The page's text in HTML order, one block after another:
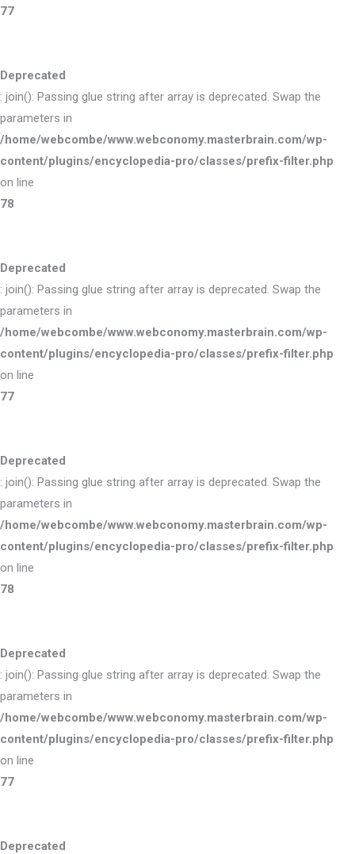
77
Deprecated
: join(): Passing glue string after array is deprecated. Swap the
parameters in
/home/webcombe/www.webconomy.masterbrain.com/wp-
content/plugins/encyclopedia-pro/classes/prefix-filter.php
on line
78
Deprecated
: join(): Passing glue string after array is deprecated. Swap the
parameters in
/home/webcombe/www.webconomy.masterbrain.com/wp-
content/plugins/encyclopedia-pro/classes/prefix-filter.php
on line
77
Deprecated
: join(): Passing glue string after array is deprecated. Swap the
parameters in
/home/webcombe/www.webconomy.masterbrain.com/wp-
content/plugins/encyclopedia-pro/classes/prefix-filter.php
on line
78
Deprecated
: join(): Passing glue string after array is deprecated. Swap the
parameters in
/home/webcombe/www.webconomy.masterbrain.com/wp-
content/plugins/encyclopedia-pro/classes/prefix-filter.php
on line
77
Deprecated